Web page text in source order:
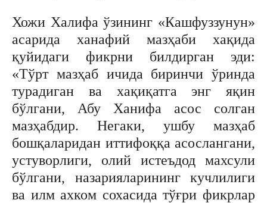
Хожи Халифа ўзининг «Кашфуззунун»
асарида ханафий мазҳаби хақида
қуйидаги фикрни билдирган эди:
«Тўрт мазҳаб ичида биринчи ўринда
турадиган ва хақиқатга энг яқин
бўлгани, Абу Ханифа асос солган
мазҳабдир. Негаки, ушбу мазҳаб
бошқаларидан иттифоққа асослангани,
устуворлиги, олий истеъдод махсули
бўлгани, назарияларининг кучлилиги
ва илм ахком сохасида тўғри фикрлар